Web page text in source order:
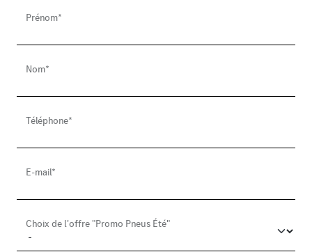
Prénom*
Nom*
Téléphone*
E-mail*
Choix de l'offre "Promo Pneus Été"